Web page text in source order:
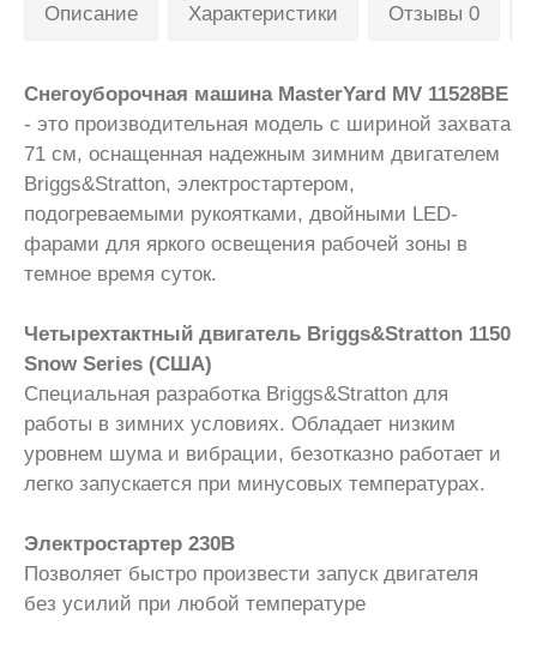
Описание Характеристики Отзывы 0
Снегоуборочная машина MasterYard MV 11528BE
- это производительная модель с шириной захвата
71 см, оснащенная надежным зимним двигателем
Briggs&Stratton, электростартером,
подогреваемыми рукоятками, двойными LED-
фарами для яркого освещения рабочей зоны в
темное время суток.
Четырехтактный двигатель Briggs&Stratton 1150
Snow Series (США)
Специальная разработка Briggs&Stratton для
работы в зимних условиях. Обладает низким
уровнем шума и вибрации, безотказно работает и
легко запускается при минусовых температурах.
Электростартер 230В
Позволяет быстро произвести запуск двигателя
без усилий при любой температуре